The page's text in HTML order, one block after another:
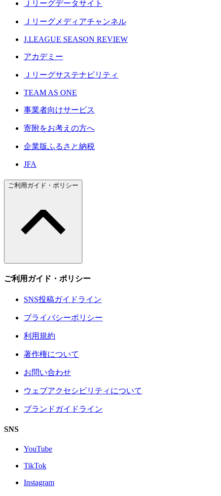
Ｊリーグデータサイト
Ｊリーグメディアチャンネル
J.LEAGUE SEASON REVIEW
アカデミー
Ｊリーグサステナビリティ
TEAM AS ONE
事業者向けサービス
寄附をお考えの方へ
企業版ふるさと納税
JFA
ご利用ガイド・ポリシー
ご利用ガイド・ポリシー
SNS投稿ガイドライン
プライバシーポリシー
利用規約
著作権について
お問い合わせ
ウェブアクセシビリティについて
ブランドガイドライン
SNS
YouTube
TikTok
Instagram